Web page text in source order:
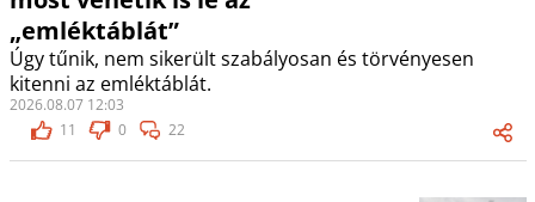
„emléktáblát”
Úgy tűnik, nem sikerült szabályosan és törvényesen
kitenni az emléktáblát.
2026.08.07 12:03
11
0 22